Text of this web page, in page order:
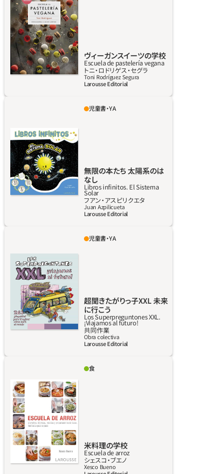
ではそのスイーツを紹介する。収録する100を
超えるレシピは以下のような項目に分かれて
いる。・基本の準備（自家製クリームマーガリン、
植物性ミルク、ケーキ用クリーム、自家製プラ
リネなど）、・スポンジケーキ（クルミのブラウ
ニー、バナナブレッド、レモンケーキ、マドレー
ヌなど）、・ヴィエノワズリー（定番のブリオッ
シュ、シナモンロール、ドーナツ、クロワッサン、
軽食（ワッフル、スコーン、フラップジャック、ア
マカロンとプチフール、・チョコレート（カカオ
35%ホワイトチョコレート、カカオ42%ミルク
チョコレート、ロシェ、トリュフなど）、・ペスト
リー（ピーナッツボンバ、キャロットケーキ、ク
ーラン、ザッハトルテ、ロールケーキなど）、・ク
リーム、プディング、ムース。
詳しく見る
ヴィーガンスイーツの学校
Escuela de pastelería vegana
トニ‧ロドリゲス‧セグラ
Toni Rodríguez Segura
Larousse Editorial
ページを動かしたり折ったりすると次々にイ
いくという、機知に富んだ驚くべき仕組みの
本。フアン・アスピリクエタのデザインにより、
読者はページを様々な方法で見て、読むことが
できる。遊びが詰まった、尽きることのない読
書体験だ。初めて本を読む年齢の子どもたち向
けにグラフィックが工夫された『Libros
infinitos. El Sistema solar（無限の本たち：太陽
系のはなし）』は、単なる本にとどまらない。想
ついての知識を広げると同時に、操作できるこ
とで細かな運動機能が強化され、視覚理解や読
解力の発達が促される。
詳しく見る
児童書・YA
無限の本たち 太陽系のは
なし
Libros infinitos. El Sistema
Solar
フアン‧アスピリクエタ
Juan Azpilicueta
Larousse Editorial
科学は常に進歩している。なんでも知りたい仲
間たち、『los Superpreguntones（超聞きたがり
っ子）』シリーズのこの巻は、すぐそこにある未
来への扉を開く。テーマごとに章分けし、１年
間1日ひとつにあたる365の質問を収録。未来
の職業、薬、学校、動物、輸送機関、ロボット、宇宙
旅行は、どうなっているのだろう。子どもや大
人がこの本を囲んで座り、ページをめくって、
みんなで読み、絵や質問を楽しめるように作ら
れた、超特大サイズの本。知識の源である好奇
児童書・YA
超聞きたがりっ子XXL 未来
に行こう
Los Superpreguntones XXL.
¡Viajamos al futuro!
共同作業
Obra colectiva
Larousse Editorial
米はスペイン料理にとってスター的存在で、こ
の本の主役だ。調理手順を追った写真が多数掲
載されており、調理器具や台所用品、器などの
基本的な情報に加え、米の炒め方や焦げ目のつ
け方、透き通った魚の出汁や甲殻類の出汁の取
り方などの秘訣やテクニックも満載。最もペー
ジを割いているのはもちろんのことレシピ集
である。色々な好みや難易度に合わせた57のレ
シピが掲載されている。例えばクリーミーライ
詳しく見る
食
米料理の学校
Escuela de arroz
シェスコ‧ブエノ
Xesco Bueno